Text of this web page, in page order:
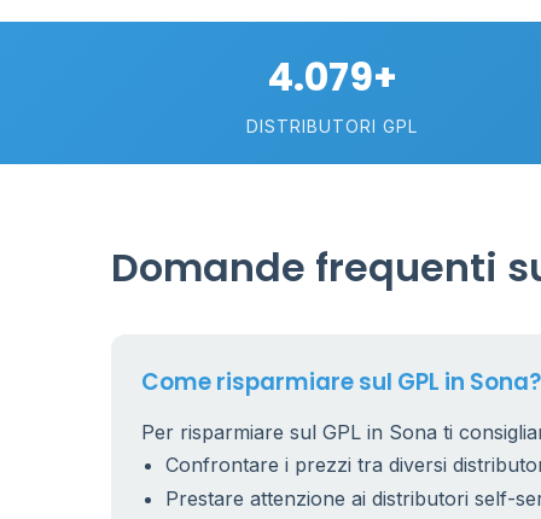
4.079+
DISTRIBUTORI GPL
Domande frequenti
Come risparmiare sul GPL in Sona?
Per risparmiare sul GPL in Sona ti
Confrontare i prezzi tra diversi
Prestare attenzione ai distributori self-